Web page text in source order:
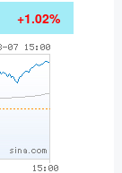
+1.02%